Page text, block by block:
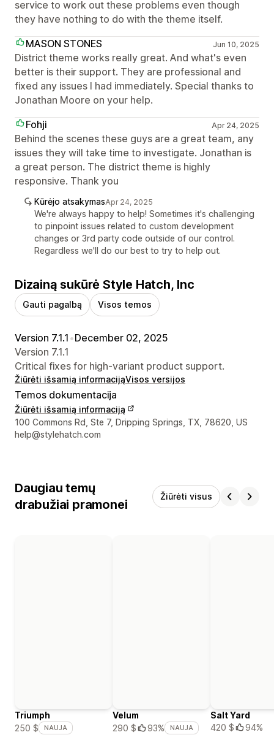
service to work out these problems even though
they have nothing to do with the theme itself.
MASON STONES
Jun 10, 2025
District theme works really great. And what's even
better is their support. They are professional and
fixed any issues I had immediately. Special thanks to
Jonathan Moore on your help.
Fohji
Apr 24, 2025
Behind the scenes these guys are a great team, any
issues they will take time to investigate. Jonathan is
a great person. The district theme is highly
responsive. Thank you
Kūrėjo atsakymasApr 24, 2025
We're always happy to help! Sometimes it's challenging
to pinpoint issues related to custom development
changes or 3rd party code outside of our control.
Regardless we'll do our best to try to help out.
Dizainą sukūrė Style Hatch, Inc
Gauti pagalbą Visos temos
Version 7.1.1 •December 02, 2025
Version 7.1.1
Critical fixes for high-variant product support.
Žiūrėti išsamią informacijąVisos versijos
Temos dokumentacija
Žiūrėti išsamią informaciją
Kūrėjo kontaktiniai duomenys
100 Commons Rd, Ste 7, Dripping Springs, TX, 78620, US
help@stylehatch.com
Daugiau temų
drabužiai pramonei
Žiūrėti visus
Triumph
250 $
NAUJA
Velum
290 $
93% NAUJA
Salt Yard
420 $
94%